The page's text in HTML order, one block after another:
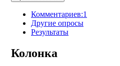
Комментариев:1
Другие опросы
Результаты
Колонка